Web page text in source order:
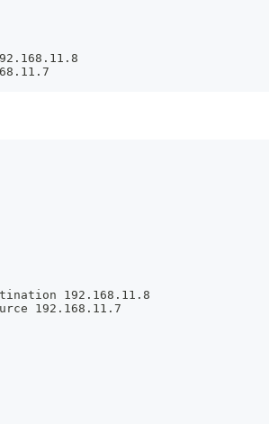
192.168.11.8
192.168.11.7